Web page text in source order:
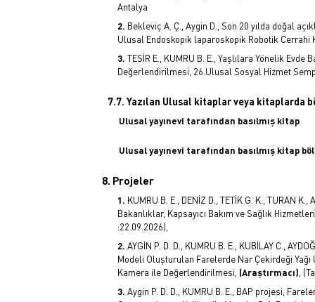
Antalya
Bekleviç A. Ç., Aygin D., Son 20 yılda doğal
Ulusal Endoskopik laparoskopik Robotik Cerrahi
TESİR E., KUMRU B. E., Yaşlılara Yönelik Evde
Değerlendirilmesi, 26.Ulusal Sosyal Hizmet
7.7. Yazılan Ulusal kitaplar veya kitaplarda
Ulusal yayınevi tarafından basılmış kitap
Ulusal yayınevi tarafından basılmış kitap
8. Projeler
KUMRU B. E., DENİZ D., TETİK G. K., TURAN
Bakanlıklar, Kapsayıcı Bakım ve Sağlık
:22.09.2026),
AYGİN P. D. D., KUMRU B. E., KUBİLAY C.,
Modeli Oluşturulan Farelerde Nar Çekirdeği
Kamera ile Değerlendirilmesi, (Araştırmacı) ,
Aygin P. D. D., KUMRU B. E., BAP projesi,